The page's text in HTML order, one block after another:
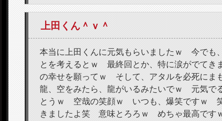
上田くん＾ｖ＾
本当に上田くんに元気もらいましたｗ 今でも
とを考えるとｗ 最終回とか、特に涙がでて
の幸せを願ってｗ そして、アタルを必死に
龍、空をみたら、龍がいるみたいでｗ 元気
とうｗ 空哉の笑顔ｗ いつも、爆笑ですｗ
きましたよ笑 意味とろろｗ めちゃ最高です